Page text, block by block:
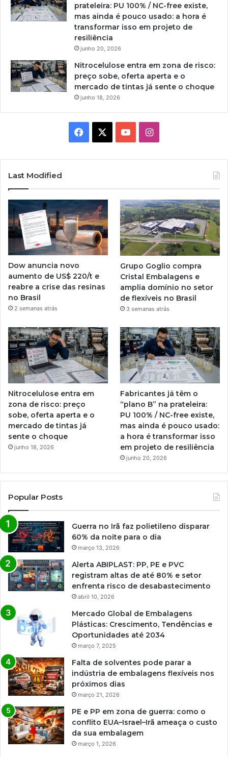
prateleira: PU 100% / NC-free existe,
mas ainda é pouco usado: a hora é
transformar isso em projeto de
resiliência
junho 20, 2026
Nitrocelulose entra em zona de risco:
preço sobe, oferta aperta e o
mercado de tintas já sente o choque
junho 18, 2026
Facebook YouTubeInstagram
Last Modified
Dow anuncia novo
aumento de US$ 220/t e
reabre a crise das resinas
no Brasil
2 semanas atrás
Grupo Goglio compra
Cristal Embalagens e
amplia domínio no setor
de flexíveis no Brasil
3 semanas atrás
Nitrocelulose entra em
zona de risco: preço
sobe, oferta aperta e o
mercado de tintas já
sente o choque
junho 18, 2026
Fabricantes já têm o
“plano B” na prateleira:
PU 100% / NC-free existe,
mas ainda é pouco usado:
a hora é transformar isso
em projeto de resiliência
junho 20, 2026
Popular Posts
Guerra no Irã faz polietileno disparar
60% da noite para o dia
março 13, 2026
Alerta ABIPLAST: PP, PE e PVC
registram altas de até 80% e setor
enfrenta risco de desabastecimento
abril 10, 2026
Mercado Global de Embalagens
Plásticas: Crescimento, Tendências e
Oportunidades até 2034
março 7, 2025
Falta de solventes pode parar a
indústria de embalagens flexíveis nos
próximos dias
março 21, 2026
PE e PP em zona de guerra: como o
conflito EUA–Israel–Irã ameaça o custo
da sua embalagem
março 1, 2026